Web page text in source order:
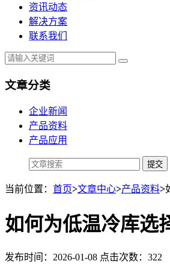
资讯动态
解决方案
联系我们
文章分类
企业新闻
产品资料
产品应用
当前位置： 首页>文章中心>产品资料>
如何为低温冷库选
发布时间：2026-01-08 点击次数：322